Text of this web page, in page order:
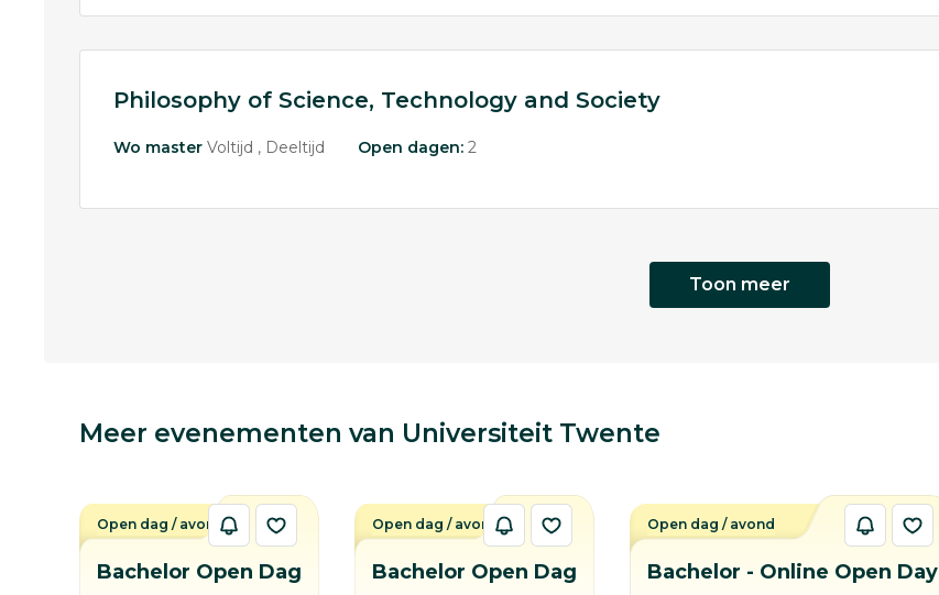
Philosophy of Science, Technology and Society
Wo master Voltijd Deeltijd Open dagen: 2
Toon meer
Meer evenementen van Universiteit Twente
Bachelor Open Dag
Open dag / avond
Bachelor Open Dag
Open dag / avond
Bachelor - Online Open Day
Open dag / avond